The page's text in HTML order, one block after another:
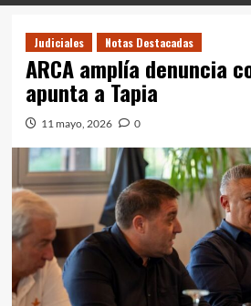
Judiciales Notas Destacadas
ARCA amplía denuncia
apunta a Tapia
11 mayo, 2026 0